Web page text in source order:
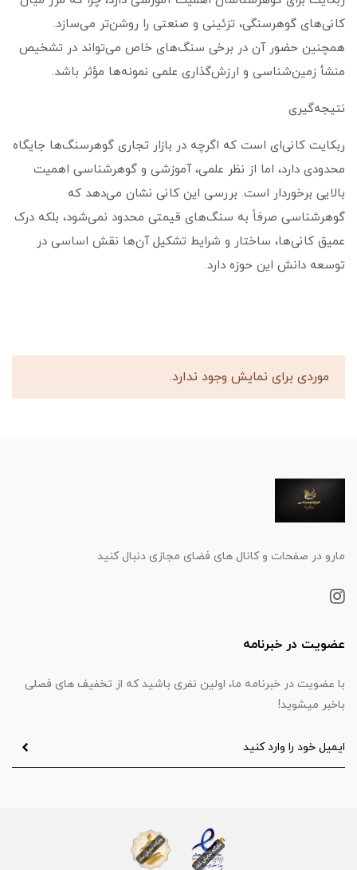
کانی‌های گوهرسنگی، تزئینی و صنعتی را روشن‌تر می‌سازد.
همچنین حضور آن در برخی سنگ‌های خاص می‌تواند در تشخیص
منشأ زمین‌شناسی و ارزش‌گذاری علمی نمونه‌ها مؤثر باشد.
نتیجه‌گیری
ربکایت کانی‌ای است که اگرچه در بازار تجاری گوهرسنگ‌ها جایگاه
محدودی دارد، اما از نظر علمی، آموزشی و گوهرشناسی اهمیت
بالایی برخوردار است. بررسی این کانی نشان می‌دهد که
گوهرشناسی صرفاً به سنگ‌های قیمتی محدود نمی‌شود، بلکه درک
عمیق کانی‌ها، ساختار و شرایط تشکیل آن‌ها نقش اساسی در
توسعه دانش این حوزه دارد.
موردی برای نمایش وجود ندارد.
مارو در صفحات و کانال های فضای مجازی دنبال کنید
عضویت در خبرنامه
با عضویت در خبرنامه ما، اولین نفری باشید که از تخفیف های فصلی
باخبر میشوید!